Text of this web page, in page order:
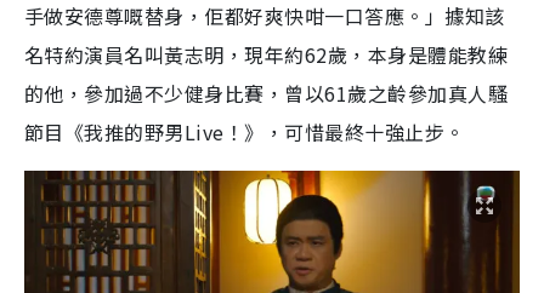
手做安德尊嘅替身，佢都好爽快咁一口答應。」據知該
名特約演員名叫黃志明，現年約62歲，本身是體能教練
的他，參加過不少健身比賽，曾以61歲之齡參加真人騷
節目《我推的野男Live！》，可惜最終十強止步。